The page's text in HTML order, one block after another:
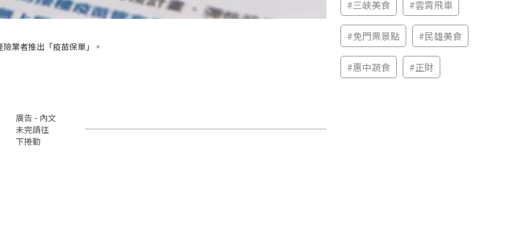
業者推出「疫苗保單」。
廣告 - 內文
未完請往
下捲動
#三峽美食 #雲霄飛車
#免門票景點 #民雄美食
#惠中蔬食 #正財